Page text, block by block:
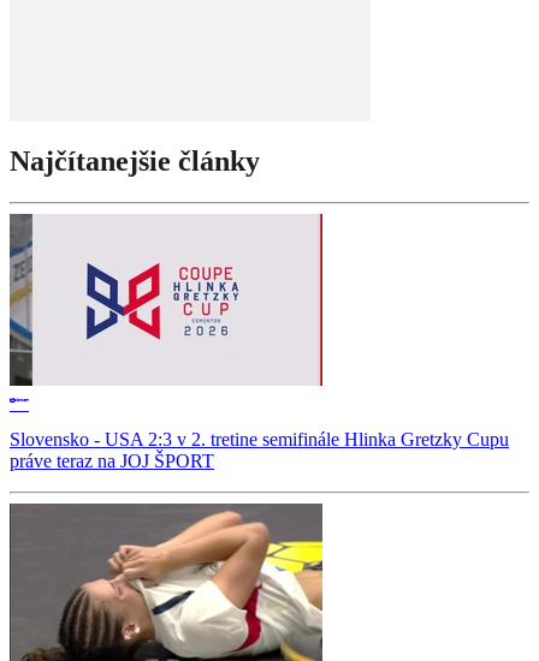
Najčítanejšie články
Slovensko - USA 2:3 v 2. tretine semifinále Hlinka Gretzky Cupu
práve teraz na JOJ ŠPORT